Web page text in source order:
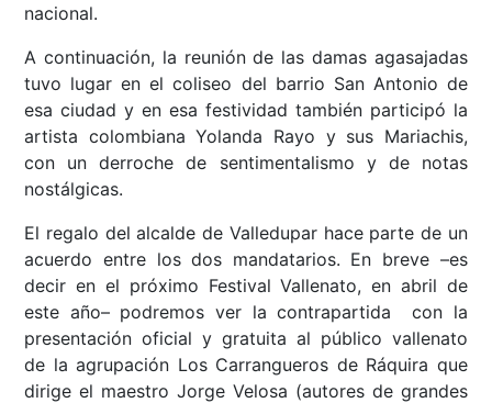
nacional.
A continuación, la reunión de las damas agasajadas
tuvo lugar en el coliseo del barrio San Antonio de
esa ciudad y en esa festividad también participó la
artista colombiana Yolanda Rayo y sus Mariachis,
con un derroche de sentimentalismo y de notas
nostálgicas.
El regalo del alcalde de Valledupar hace parte de un
acuerdo entre los dos mandatarios. En breve –es
decir en el próximo Festival Vallenato, en abril de
este año– podremos ver la contrapartida con la
presentación oficial y gratuita al público vallenato
de la agrupación Los Carrangueros de Ráquira que
dirige el maestro Jorge Velosa (autores de grandes